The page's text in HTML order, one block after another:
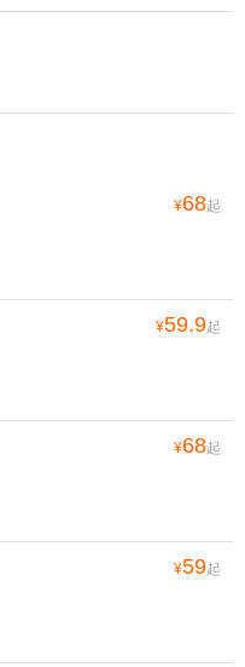
¥68起
¥59.9起
¥68起
¥59起